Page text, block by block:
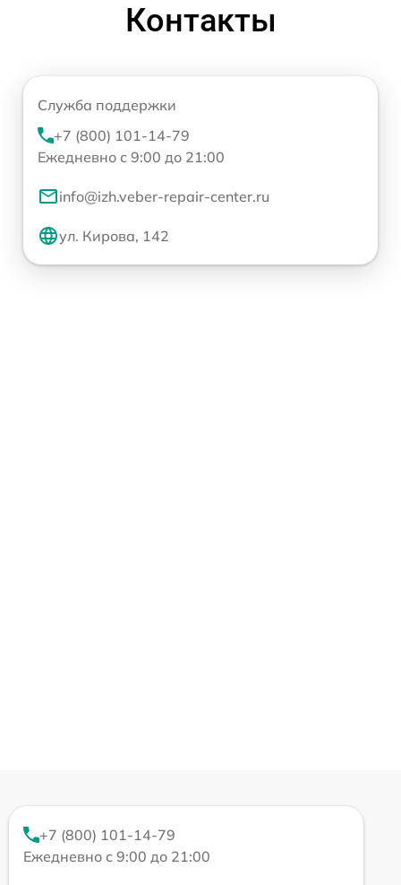
Контакты
Служба поддержки
+7 (800) 101-14-79
Ежедневно с 9:00 до 21:00
info@izh.veber-repair-center.ru
ул. Кирова, 142
+7 (800) 101-14-79
Ежедневно с 9:00 до 21:00